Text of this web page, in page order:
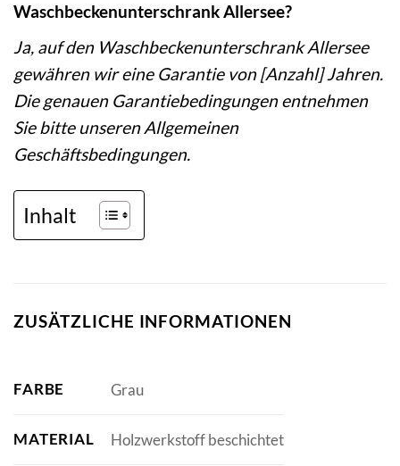
Waschbeckenunterschrank Allersee?
Ja, auf den Waschbeckenunterschrank Allersee
gewähren wir eine Garantie von [Anzahl] Jahren.
Die genauen Garantiebedingungen entnehmen
Sie bitte unseren Allgemeinen
Geschäftsbedingungen.
Inhalt
ZUSÄTZLICHE INFORMATIONEN
FARBE Grau
MATERIAL Holzwerkstoff beschichtet